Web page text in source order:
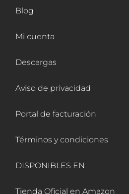
Blog
Mi cuenta
Descargas
Aviso de privacidad
Portal de facturación
Términos y condiciones
DISPONIBLES EN
Tienda Oficial en Amazon